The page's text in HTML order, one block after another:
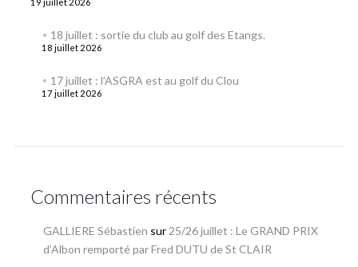
19 juillet 2026
18 juillet : sortie du club au golf des Etangs.
18 juillet 2026
17 juillet : l’ASGRA est au golf du Clou
17 juillet 2026
Commentaires récents
GALLIERE Sébastien sur 25/26 juillet : Le GRAND PRIX
d’Albon remporté par Fred DUTU de St CLAIR